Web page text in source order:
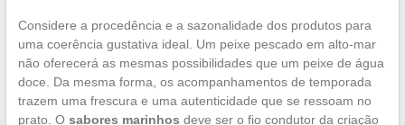
Considere a procedência e a sazonalidade dos produtos para
uma coerência gustativa ideal. Um peixe pescado em alto-mar
não oferecerá as mesmas possibilidades que um peixe de água
doce. Da mesma forma, os acompanhamentos de temporada
trazem uma frescura e uma autenticidade que se ressoam no
prato. O sabores marinhos deve ser o fio condutor da criação